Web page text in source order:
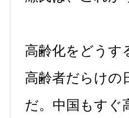
高齢化をどうす
高齢者だらけの
だ。中国もすぐ